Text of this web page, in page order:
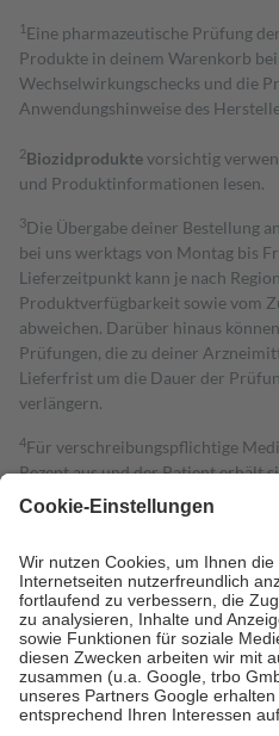
1 Eine pharmazeutische Prüfung
Produkte in deinem Warenkorb
Wechselwirkungschecks und die
Anwendungshinweise des
2Biozidproduktevorsichtig
und Produktinformationen lesen.
3Die Übergabe deiner Bestellung
bei uns werktags von Montag bis
Lieferzeitpunkt kann je nach
Produktverfügbarkeit sowie vom
abweichen. Darüber hinaus
Prüfungen, die zu deiner
Lieferfrist um die Dauer der
verlängern.
4Für verschreibungspflichtige
Rezept aus und der Patient erhält
gesetzliche Krankenversicherung
Kosten dafür, der Versicherte
Grundsätzlich leisten Mitglieder
Prozent des Abgabepreises,
höchstens zehn Euro.Es sind
Kosten der Leistung zu entrichten.
Diese Regeln gelten grundsätzlich
Bei Heilmitteln und häuslicher
Zuzahlung zehn Prozent der